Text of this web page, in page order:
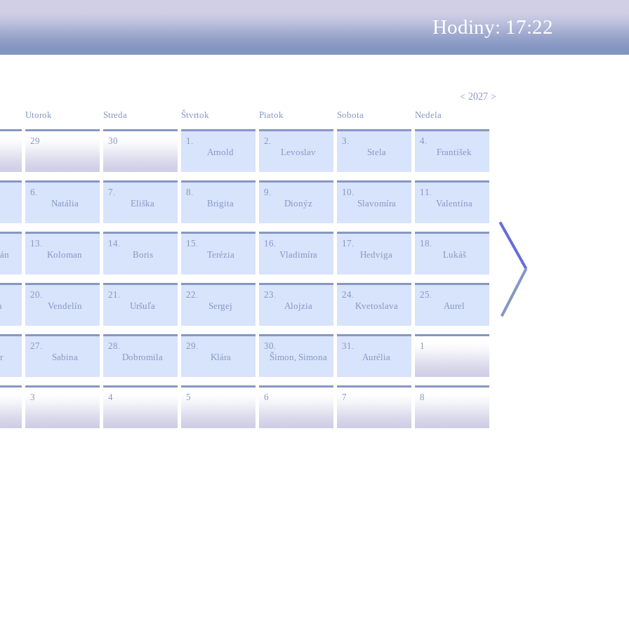
Hodiny: 17:22
< 2027 >
Utorok Streda Štvrtok Piatok Sobota Nedela
29 30
1.
Arnold
2.
Levoslav
3.
Stela
4.
František
6.
Natália
7.
Eliška
8.
Brigita
9.
Dionýz
10.
Slavomíra
11.
Valentína
13.
Koloman
14.
Boris
15.
Terézia
16.
Vladimíra
17.
Hedviga
18.
Lukáš
20.
Vendelín
21.
Uršuľa
22.
Sergej
23.
Alojzia
24.
Kvetoslava
25.
Aurel
27.
Sabina
28.
Dobromila
29.
Klára
30.
Šimon, Simona
31.
Aurélia
1
3 4 5 6 7 8